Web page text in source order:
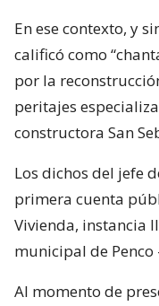
En ese contexto, y
calificó como
por la
peritajes
constructora San
Los dichos del jefe
primera cuenta
Vivienda, instancia
municipal de
Al momento de